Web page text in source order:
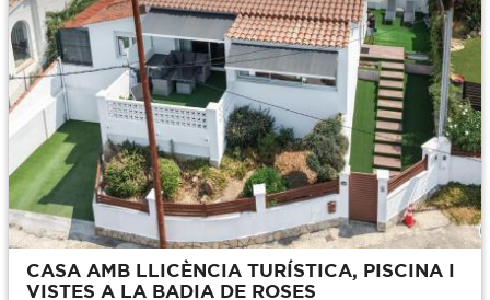
CASA AMB LLICÈNCIA TURÍSTICA, PISCINA I
VISTES A LA BADIA DE ROSES